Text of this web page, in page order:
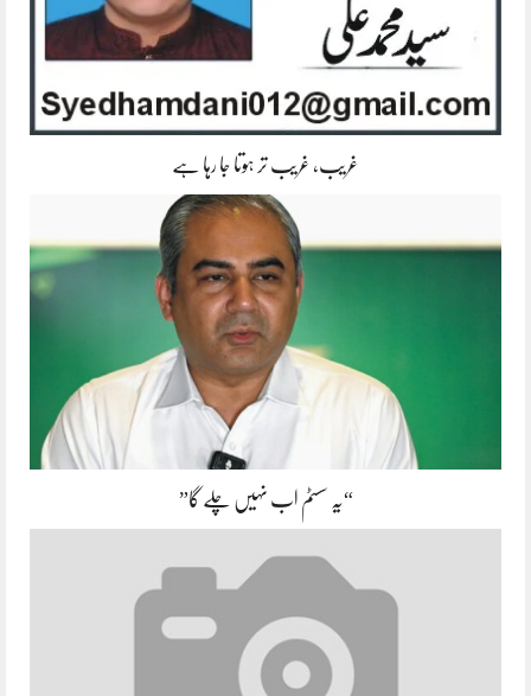
غریب، غریب تر ہوتا جا رہا ہے
“یہ سسٹم اب نہیں چلے گا”